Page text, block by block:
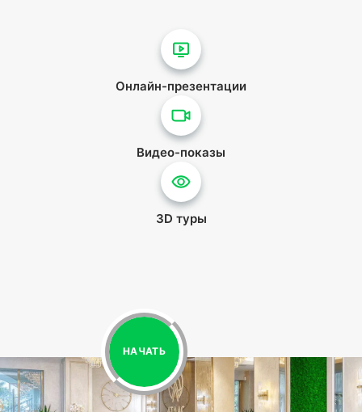
Онлайн-презентации
Видео-показы
3D туры
НАЧАТЬ